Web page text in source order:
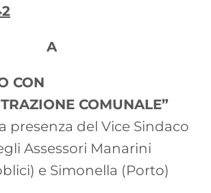
A
CON
COMUNALE”
presenza del Vice Sindaco
Assessori Manarini
e Simonella (Porto)